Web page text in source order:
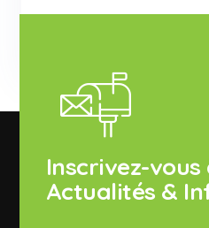
Inscrivez-vous
Actualités &